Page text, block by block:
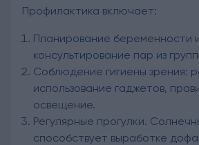
Профилактика включает:
Планирование беременности
консультирование пар из
Соблюдение гигиены зрения:
использование гаджетов,
освещение.
Регулярные прогулки.
способствует выработке